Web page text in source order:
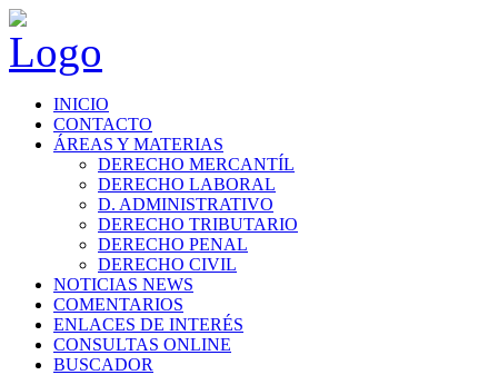
INICIO
CONTACTO
ÁREAS Y MATERIAS
DERECHO MERCANTÍL
DERECHO LABORAL
D. ADMINISTRATIVO
DERECHO TRIBUTARIO
DERECHO PENAL
DERECHO CIVIL
NOTICIAS NEWS
COMENTARIOS
ENLACES DE INTERÉS
CONSULTAS ONLINE
BUSCADOR